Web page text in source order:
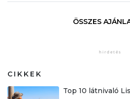
ÖSSZES
CIKKEK
Top 10 látnivaló